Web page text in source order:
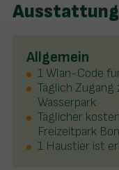
Ausstattung
Allgemein
1 Wlan-Code
Täglich Zugang
Wasserpark
Täglicher
Freizeitpark
1 Haustier ist